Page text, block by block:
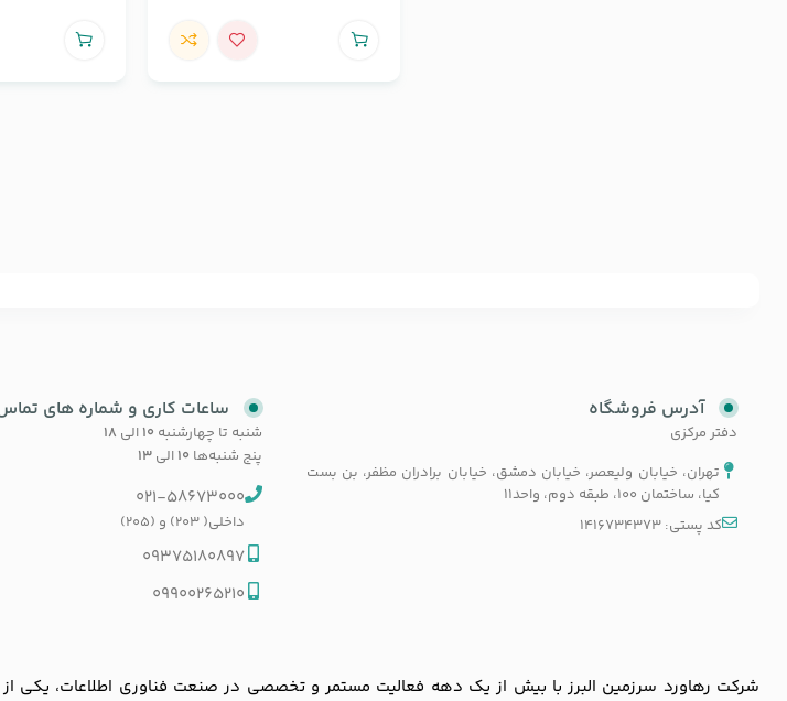
آدرس فروشگاه
دفتر مرکزی
تهران، خیابان ولیعصر، خیابان دمشق، خیابان برادران مظفر، بن بست
کیا، ساختمان 100، طبقه دوم، واحد11
کد پستی: 1416734373
ساعات کاری و شماره های
شنبه تا چهارشنبه ۱۰ الی ۱۸
پنج شنبه‌ها ۱۰ الی۱۳
021-58673000
داخلی( 203) و (205)
09375180897
09900265210
شرکت رهاورد سرزمین البرز با بیش از یک دهه فعالیت مستمر و تخصصی در صنعت فناوری اطلاعات، یکی از